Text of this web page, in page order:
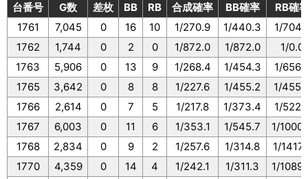
台番号 G数 差枚 BB RB 合成確率 BB確率
RB確
1761
7,045 0 16 10 1/270.9 1/440.3
1/
1762
1,744 0 2 0 1/872.0 1/872.0
1/0.0
1763
5,906 0 13 9 1/268.4 1/454.3
1/
1765
3,642 0 8 8 1/227.6 1/455.2
1/
1766
2,614 0 7 5 1/217.8 1/373.4
1/
1767
6,003 0 11 6 1/353.1 1/545.7
1/
1768
2,834 0 9 2 1/257.6 1/314.8
1/
1770
4,359 0 14 4 1/242.1 1/311.3
1/